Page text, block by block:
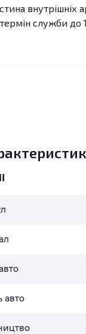
внутрішніх
служби до
авто